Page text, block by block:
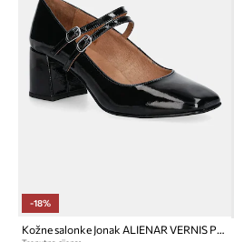
-18%
Kožne salonke Jonak ALIENAR VERNIS PLISSE